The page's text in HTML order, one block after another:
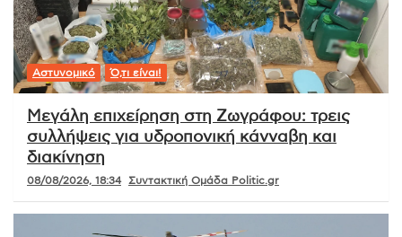
Αστυνομικό Ό,τι είναι!
Μεγάλη επιχείρηση στη Ζωγράφου: τρεις
συλλήψεις για υδροπονική κάνναβη και
διακίνηση
08/08/2026, 18:34 Συντακτική Ομάδα Politic.gr